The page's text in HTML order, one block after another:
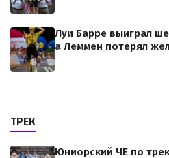
Луи Барре выиграл
а Леммен потерял
ТРЕК
Юниорский ЧЕ по